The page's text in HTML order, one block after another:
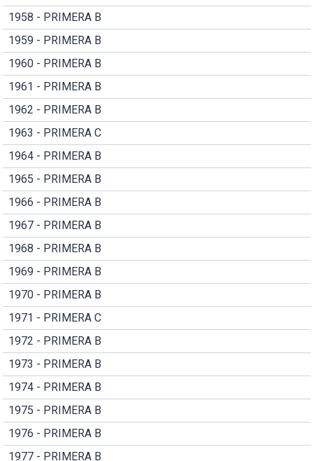
1958 - PRIMERA B
1959 - PRIMERA B
1960 - PRIMERA B
1961 - PRIMERA B
1962 - PRIMERA B
1963 - PRIMERA C
1964 - PRIMERA B
1965 - PRIMERA B
1966 - PRIMERA B
1967 - PRIMERA B
1968 - PRIMERA B
1969 - PRIMERA B
1970 - PRIMERA B
1971 - PRIMERA C
1972 - PRIMERA B
1973 - PRIMERA B
1974 - PRIMERA B
1975 - PRIMERA B
1976 - PRIMERA B
1977 - PRIMERA B